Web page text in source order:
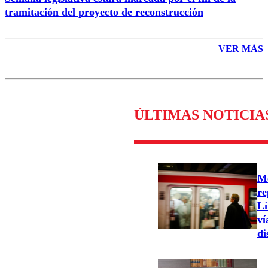
tramitación del proyecto de reconstrucción
VER MÁS
ÚLTIMAS